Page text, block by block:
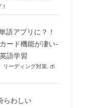
語アプリに？！
ード機能が凄い-
語学習
リーディング対策 ボ
らわしい